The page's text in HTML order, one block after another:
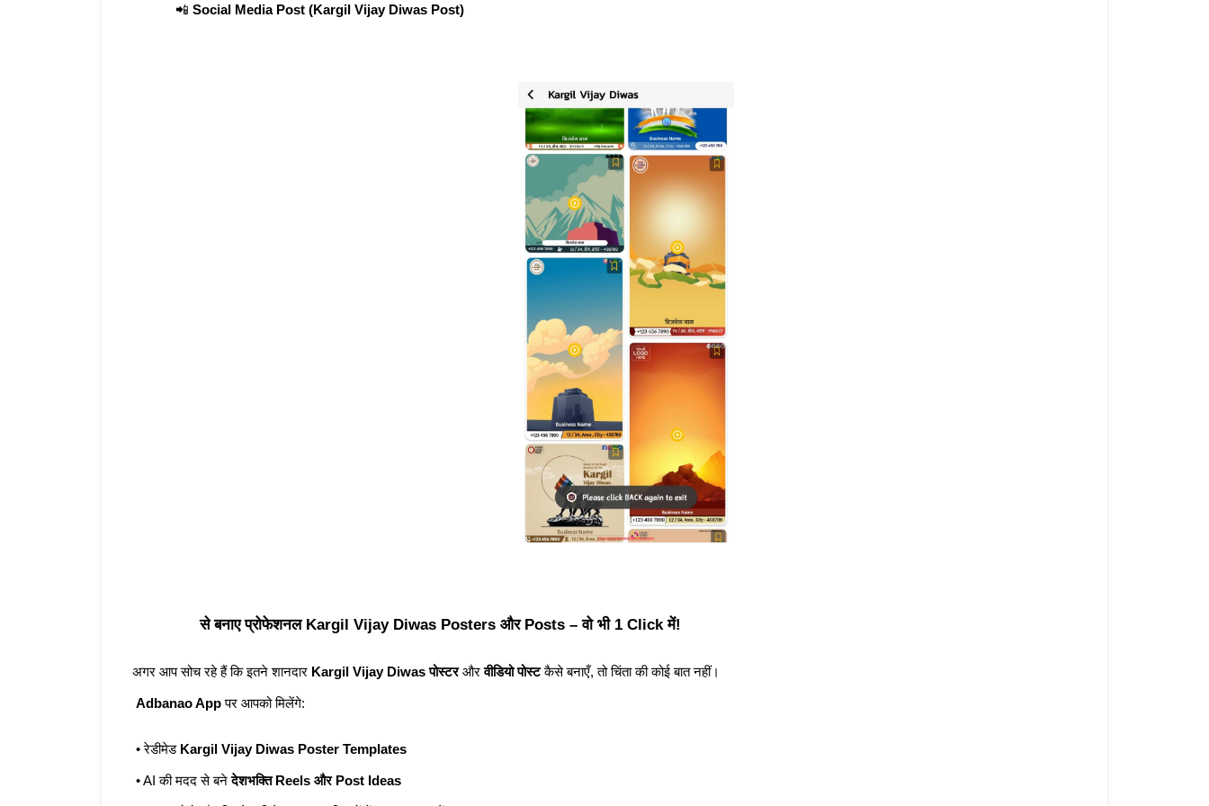
📲 Social Media Post (Kargil Vijay Diwas Post)
से बनाए प्रोफेशनल Kargil Vijay Diwas Posters और Posts – वो भी 1 Click में!
अगर आप सोच रहे हैं कि इतने शानदार Kargil Vijay Diwas पोस्टर और वीडियो पोस्ट कैसे बनाएँ, तो चिंता की कोई बात नहीं।
Adbanao App पर आपको मिलेंगे:
• रेडीमेड Kargil Vijay Diwas Poster Templates
• AI की मदद से बने देशभक्ति Reels और Post Ideas